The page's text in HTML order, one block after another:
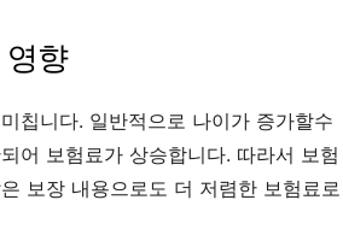
영향
칩니다. 일반적으로 나이가 증가할수
어 보험료가 상승합니다. 따라서 보험
보장 내용으로도 더 저렴한 보험료로